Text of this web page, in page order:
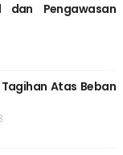
dan Pengawasan
Atas Beban